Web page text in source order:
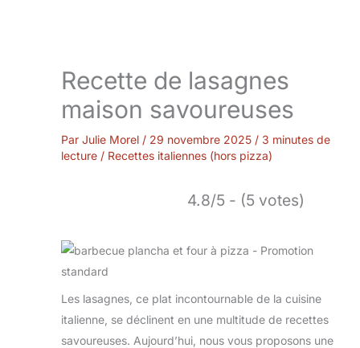
Recette de lasagnes
maison savoureuses
Par Julie Morel / 29 novembre 2025 / 3 minutes de
lecture / Recettes italiennes (hors pizza)
4.8/5 - (5 votes)
Les lasagnes, ce plat incontournable de la cuisine
italienne, se déclinent en une multitude de recettes
savoureuses. Aujourd’hui, nous vous proposons une